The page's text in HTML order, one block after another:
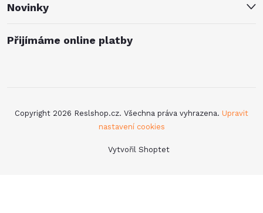
Novinky
Přijímáme online platby
Vytvořil Shoptet
Copyright 2026 Reslshop.cz. Všechna práva vyhrazena. Upravit
nastavení cookies